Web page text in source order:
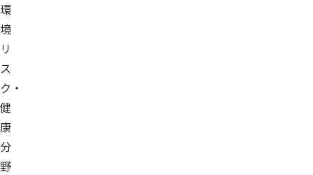
環
境
リ
ス
ク・
健
康
分
野